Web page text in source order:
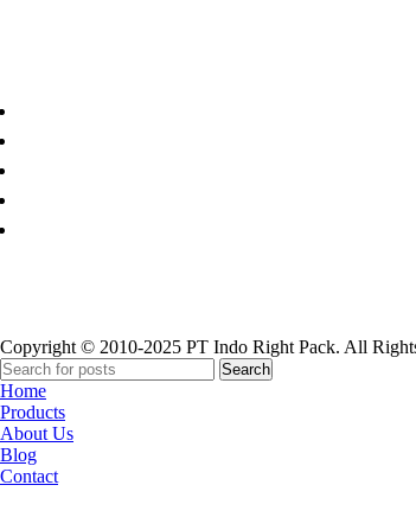
Copyright © 2010-2025 PT Indo Right Pack. All
Search
Home
Products
About Us
Blog
Contact